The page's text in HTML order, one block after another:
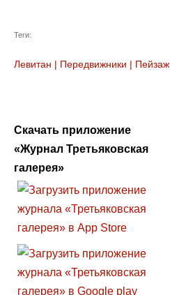
Теги:
Левитан | Передвижники | Пейзаж
Скачать приложение
«Журнал Третьяковская
галерея»